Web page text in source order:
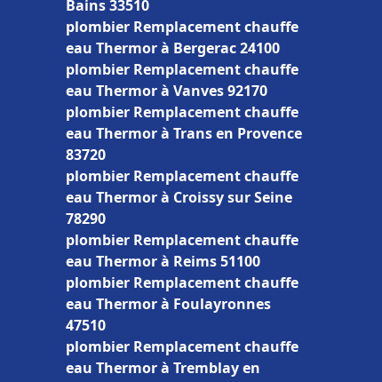
Bains 33510
plombier Remplacement chauffe
eau Thermor à Bergerac 24100
plombier Remplacement chauffe
eau Thermor à Vanves 92170
plombier Remplacement chauffe
eau Thermor à Trans en Provence
83720
plombier Remplacement chauffe
eau Thermor à Croissy sur Seine
78290
plombier Remplacement chauffe
eau Thermor à Reims 51100
plombier Remplacement chauffe
eau Thermor à Foulayronnes
47510
plombier Remplacement chauffe
eau Thermor à Tremblay en